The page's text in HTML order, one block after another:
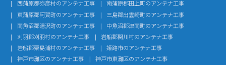
西蒲原郡弥彦村のアンテナ工事
南蒲原郡田上町のアンテナ工事
東蒲原郡阿賀町のアンテナ工事
三島郡出雲崎町のアンテナ工事
南魚沼郡湯沢町のアンテナ工事
中魚沼郡津南町のアンテナ工事
刈羽郡刈羽村のアンテナ工事
岩船郡関川村のアンテナ工事
岩船郡粟島浦村のアンテナ工事
姫路市のアンテナ工事
神戸市灘区のアンテナ工事
神戸市東灘区のアンテナ工事